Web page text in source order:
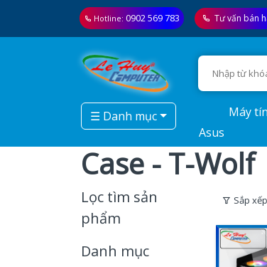
Hotline: 0902 569 783 Tư vấn bán
☰ Danh mục
Máy
Asus
Case - T-Wolf
Lọc tìm sản
phẩm
Danh mục
Sắp